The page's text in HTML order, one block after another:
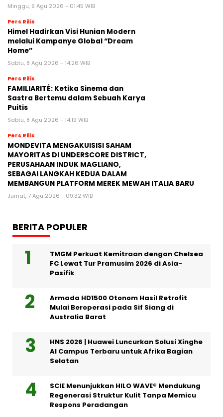
Minggu, 9 Agu 2026 - 01:45 WIB
Pers Rilis
Himel Hadirkan Visi Hunian Modern
melalui Kampanye Global “Dream
Home”
Sabtu, 8 Agu 2026 - 14:26 WIB
Pers Rilis
FAMILIARITÉ: Ketika Sinema dan
Sastra Bertemu dalam Sebuah Karya
Puitis
Sabtu, 8 Agu 2026 - 14:19 WIB
Pers Rilis
MONDEVITA MENGAKUISISI SAHAM
MAYORITAS DI UNDERSCORE DISTRICT,
PERUSAHAAN INDUK MAGLIANO,
SEBAGAI LANGKAH KEDUA DALAM
MEMBANGUN PLATFORM MEREK MEWAH ITALIA BARU
Jumat, 7 Agu 2026 - 09:32 WIB
BERITA POPULER
TMGM Perkuat Kemitraan dengan Chelsea
FC Lewat Tur Pramusim 2026 di Asia-
Pasifik
Armada HD1500 Otonom Hasil Retrofit
Mulai Beroperasi pada Sif Siang di
Australia Barat
HNS 2026 | Huawei Luncurkan Solusi Xinghe
AI Campus Terbaru untuk Afrika Bagian
Selatan
SCIE Menunjukkan HILO WAVE® Mendukung
Regenerasi Struktur Kulit Tanpa Memicu
Respons Peradangan